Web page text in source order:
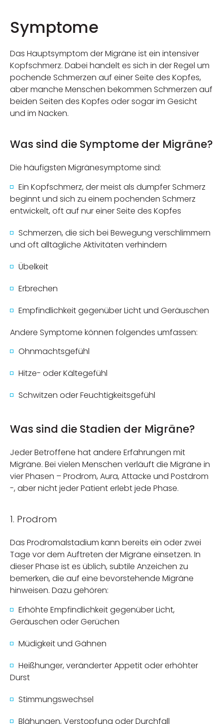
Symptome
Das Hauptsymptom der Migräne ist ein intensiver
Kopfschmerz. Dabei handelt es sich in der Regel um
pochende Schmerzen auf einer Seite des Kopfes,
aber manche Menschen bekommen Schmerzen auf
beiden Seiten des Kopfes oder sogar im Gesicht
und im Nacken.
Was sind die Symptome der Migräne?
Die häufigsten Migränesymptome sind:
Ein Kopfschmerz, der meist als dumpfer Schmerz
beginnt und sich zu einem pochenden Schmerz
entwickelt, oft auf nur einer Seite des Kopfes
Schmerzen, die sich bei Bewegung verschlimmern
und oft alltägliche Aktivitäten verhindern
Übelkeit
Erbrechen
Empfindlichkeit gegenüber Licht und Geräuschen
Andere Symptome können folgendes umfassen:
Ohnmachtsgefühl
Hitze- oder Kältegefühl
Schwitzen oder Feuchtigkeitsgefühl
Was sind die Stadien der Migräne?
Jeder Betroffene hat andere Erfahrungen mit
Migräne. Bei vielen Menschen verläuft die Migräne in
vier Phasen – Prodrom, Aura, Attacke und Postdrom
-, aber nicht jeder Patient erlebt jede Phase.
1. Prodrom
Das Prodromalstadium kann bereits ein oder zwei
Tage vor dem Auftreten der Migräne einsetzen. In
dieser Phase ist es üblich, subtile Anzeichen zu
bemerken, die auf eine bevorstehende Migräne
hinweisen. Dazu gehören:
Erhöhte Empfindlichkeit gegenüber Licht,
Geräuschen oder Gerüchen
Müdigkeit und Gähnen
Heißhunger, veränderter Appetit oder erhöhter
Durst
Stimmungswechsel
Blähungen, Verstopfung oder Durchfall